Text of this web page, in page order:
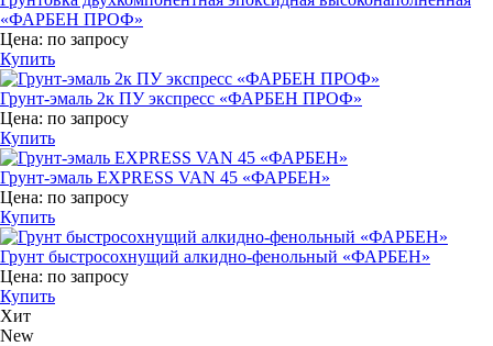
«ФАРБЕН ПРОФ»
Цена: по запросу
Купить
Грунт-эмаль 2к ПУ экспресс «ФАРБЕН ПРОФ»
Цена: по запросу
Купить
Грунт-эмаль EXPRESS VAN 45 «ФАРБЕН»
Цена: по запросу
Купить
Грунт быстросохнущий алкидно-фенольный «ФАРБЕН»
Цена: по запросу
Купить
Хит
New